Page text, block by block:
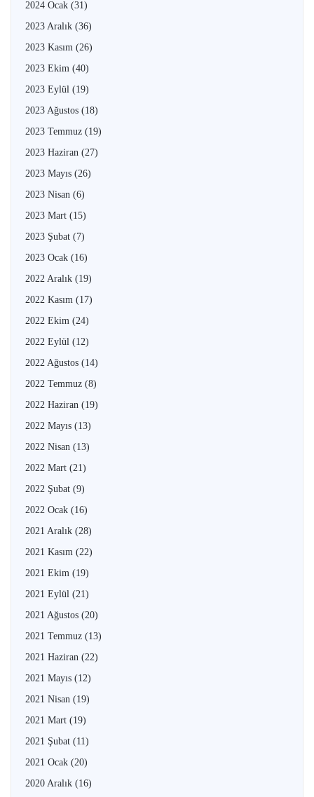
2024 Ocak (31)
2023 Aralık (36)
2023 Kasım (26)
2023 Ekim (40)
2023 Eylül (19)
2023 Ağustos (18)
2023 Temmuz (19)
2023 Haziran (27)
2023 Mayıs (26)
2023 Nisan (6)
2023 Mart (15)
2023 Şubat (7)
2023 Ocak (16)
2022 Aralık (19)
2022 Kasım (17)
2022 Ekim (24)
2022 Eylül (12)
2022 Ağustos (14)
2022 Temmuz (8)
2022 Haziran (19)
2022 Mayıs (13)
2022 Nisan (13)
2022 Mart (21)
2022 Şubat (9)
2022 Ocak (16)
2021 Aralık (28)
2021 Kasım (22)
2021 Ekim (19)
2021 Eylül (21)
2021 Ağustos (20)
2021 Temmuz (13)
2021 Haziran (22)
2021 Mayıs (12)
2021 Nisan (19)
2021 Mart (19)
2021 Şubat (11)
2021 Ocak (20)
2020 Aralık (16)